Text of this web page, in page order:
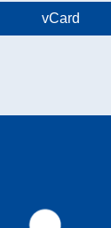
vCard